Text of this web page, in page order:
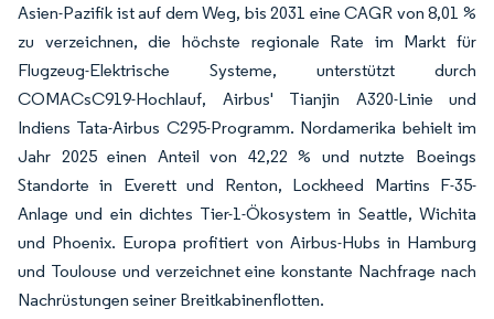
Asien-Pazifik ist auf dem Weg, bis 2031 eine CAGR von 8,01 %
zu verzeichnen, die höchste regionale Rate im Markt für
Flugzeug-Elektrische Systeme, unterstützt durch
COMACsC919-Hochlauf, Airbus' Tianjin A320-Linie und
Indiens Tata-Airbus C295-Programm. Nordamerika behielt im
Jahr 2025 einen Anteil von 42,22 % und nutzte Boeings
Standorte in Everett und Renton, Lockheed Martins F-35-
Anlage und ein dichtes Tier-1-Ökosystem in Seattle, Wichita
und Phoenix. Europa profitiert von Airbus-Hubs in Hamburg
und Toulouse und verzeichnet eine konstante Nachfrage nach
Nachrüstungen seiner Breitkabinenflotten.